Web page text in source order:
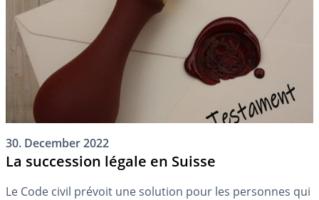
30. December 2022
La succession légale en Suisse
Le Code civil prévoit une solution pour les personnes qui